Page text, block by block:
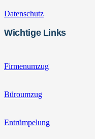
Datenschutz
Wichtige Links
Firmenumzug
Büroumzug
Entrümpelung